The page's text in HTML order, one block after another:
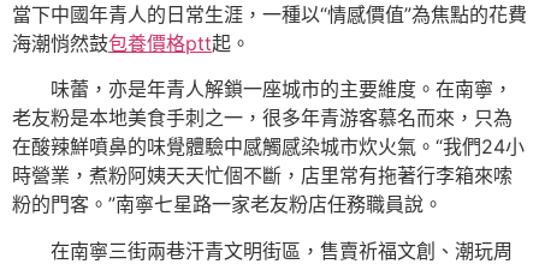
當下中國年青人的日常生涯，一種以“情感價值”為焦點的花費
海潮悄然鼓包養價格ptt起。
味蕾，亦是年青人解鎖一座城市的主要維度。在南寧，
老友粉是本地美食手刺之一，很多年青游客慕名而來，只為
在酸辣鮮噴鼻的味覺體驗中感觸感染城市炊火氣。“我們24小
時營業，煮粉阿姨天天忙個不斷，店里常有拖著行李箱來嗦
粉的門客。”南寧七星路一家老友粉店任務職員說。
在南寧三街兩巷汗青文明街區，售賣祈福文創、潮玩周